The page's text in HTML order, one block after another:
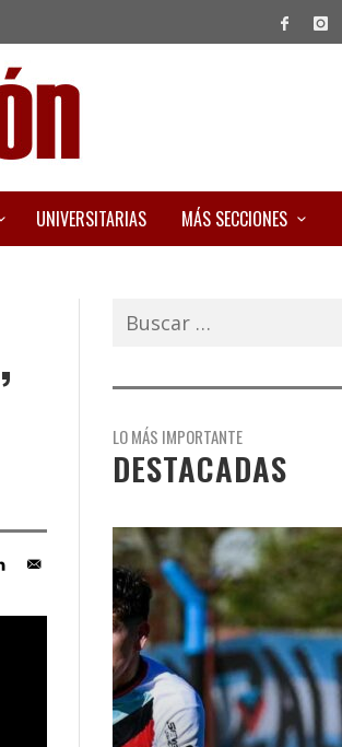
UNIVERSITARIAS MÁS SECCIONES
Buscar:
LO MÁS IMPORTANTE
DESTACADAS